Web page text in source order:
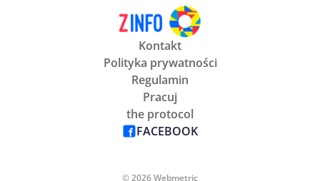
Kontakt
Polityka prywatności
Regulamin
Pracuj
the protocol
FACEBOOK
© 2026 Webmetric